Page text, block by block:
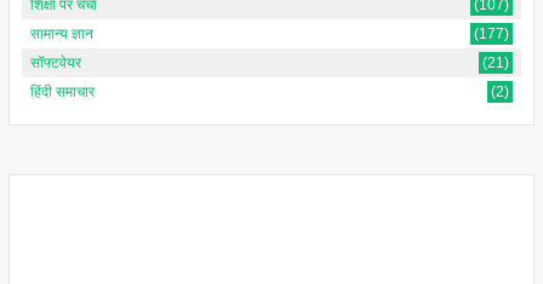
शिक्षा पर चर्चा
(107)
सामान्य ज्ञान
(177)
सॉफ्टवेयर
(21)
हिंदी समाचार
(2)